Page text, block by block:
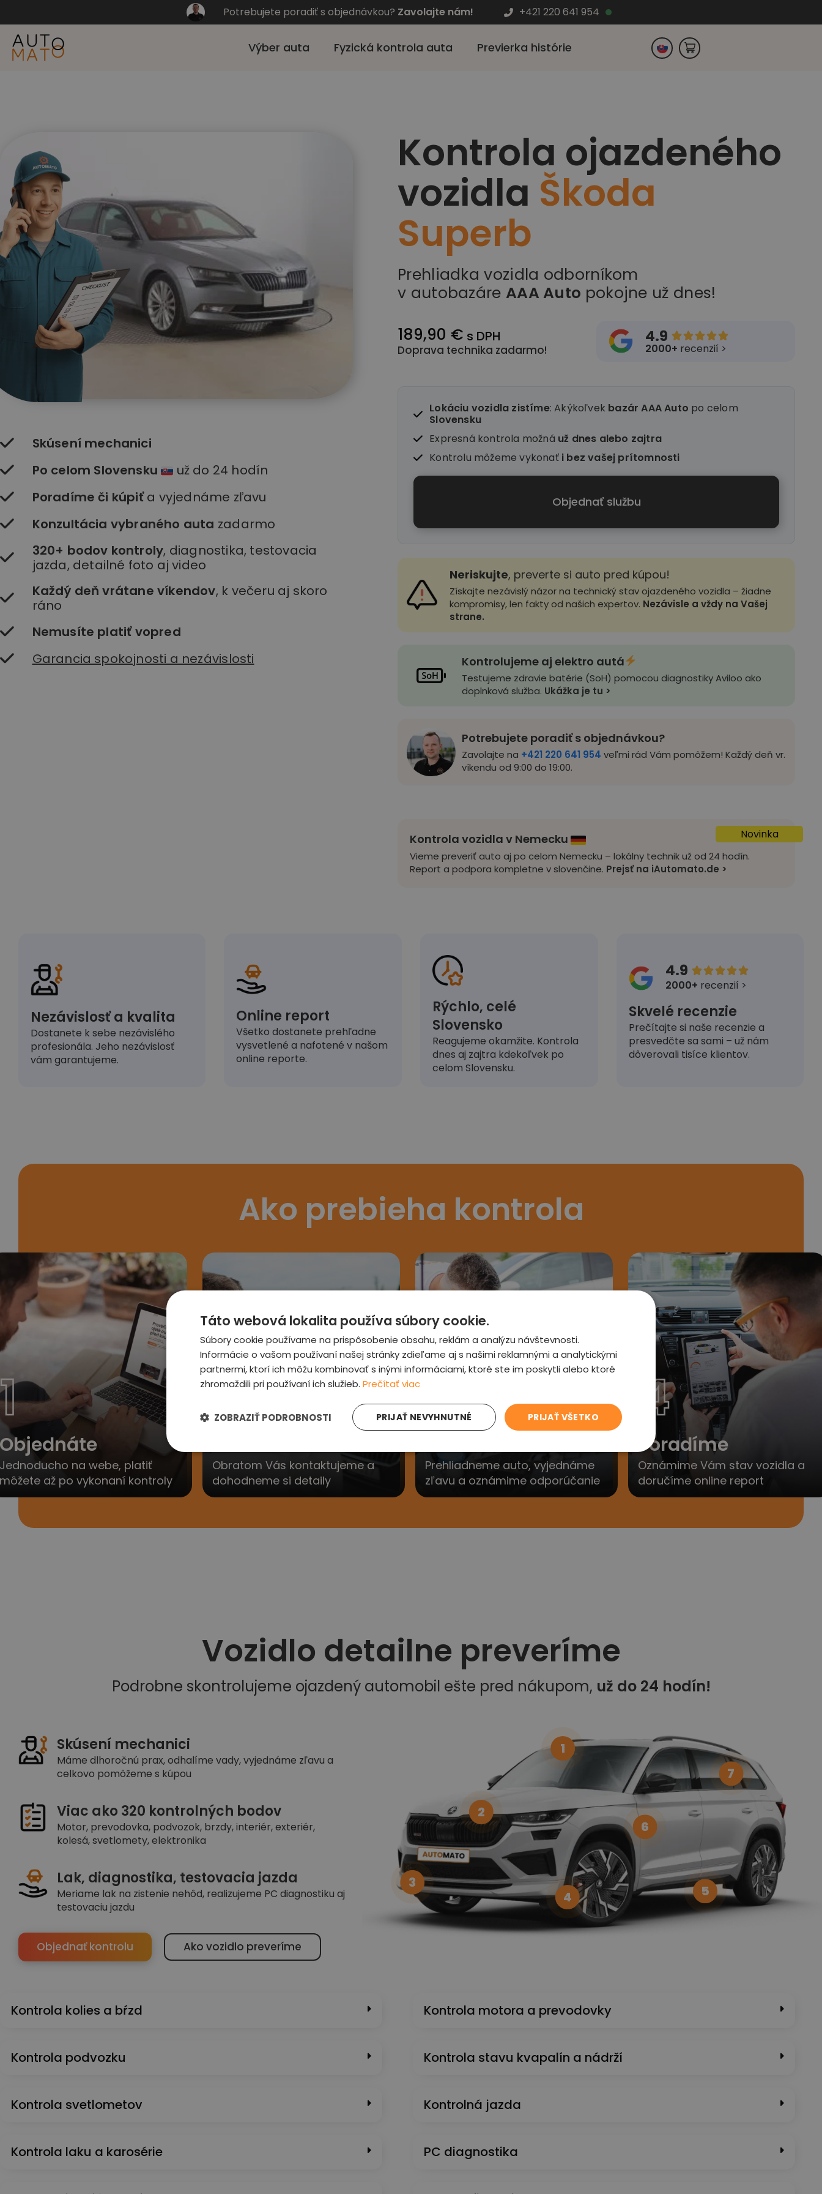
Potrebujete poradiť s objednávkou? Zavolajte nám! +421 220 641 954
Výber auta Fyzická kontrola auta Previerka histórie
Nemecko
Skúsení mechanici
Po celom Slovensku
už do 24 hodín
Poradíme či kúpiťa vyjednáme zľavu
Konzultácia vybraného auta zadarmo
320+ bodov kontroly, diagnostika, testovacia
jazda, detailné foto aj video
Každý deň vrátane víkendov, k večeru aj skoro
ráno
Nemusíte platiť vopred
Garancia spokojnosti a nezávislosti
Kontrola ojazdeného
vozidla Škoda
Superb
Prehliadka vozidla odborníkom
v autobazáre AAA Auto pokojne už dnes!
189,90 € s DPH
Doprava technika zadarmo!
4.9 
2000+ recenzií >
Lokáciu vozidla zistíme: Akýkoľvek bazár AAA Auto po celom
Slovensku
Expresná kontrola možná už dnes alebo zajtra
Kontrolu môžeme vykonať i bez vašej prítomnosti
Objednať službu
Neriskujte, preverte si auto pred kúpou!
Získajte nezávislý názor na technický stav ojazdeného vozidla – žiadne
kompromisy, len fakty od našich expertov. Nezávisle a vždy na Vašej
strane.
Kontrolujeme aj elektro autá
Testujeme zdravie batérie (SoH) pomocou diagnostiky Aviloo ako
doplnková služba. Ukážka je tu >
Potrebujete poradiť s objednávkou?
Zavolajte na +421 220 641 954 veľmi rád Vám pomôžem! Každý deň vr.
víkendu od 9:00 do 19:00.
Novinka
Kontrola vozidla v Nemecku
Vieme preveriť auto aj po celom Nemecku – lokálny technik už od 24 hodín.
Report a podpora kompletne v slovenčine. Prejsť na iAutomato.de >
Nezávislosť a kvalita
Dostanete k sebe nezávislého
profesionála. Jeho nezávislosť
vám garantujeme.
Online report
Všetko dostanete prehľadne
vysvetlené a nafotené v našom
online reporte.
Rýchlo, celé
Slovensko
Reagujeme okamžite. Kontrola
dnes aj zajtra kdekoľvek po
celom Slovensku.
4.9 
2000+ recenzií >
Skvelé recenzie
Prečítajte si naše recenzie a
presvedčte sa sami – už nám
dôverovali tisíce klientov.
Ako prebieha kontrola
1
Objednáte
Jednoducho na webe, platiť
môžete až po vykonaní kontroly
2
Obratom Vás kontaktujeme a
dohodneme si detaily
3
Prehliadneme auto, vyjednáme
zľavu a oznámime odporúčanie
4
Poradíme
Oznámime Vám stav vozidla a
doručíme online report
Vozidlo detailne preveríme
Podrobne skontrolujeme ojazdený automobil ešte pred nákupom, už do 24 hodín!
Skúsení mechanici
Máme dlhoročnú prax, odhalíme vady, vyjednáme zľavu a
celkovo pomôžeme s kúpou
Viac ako 320 kontrolných bodov
Motor, prevodovka, podvozok, brzdy, interiér, exteriér,
kolesá, svetlomety, elektronika
Lak, diagnostika, testovacia jazda
Meriame lak na zistenie nehôd, realizujeme PC diagnostiku aj
testovaciu jazdu
Objednať kontrolu Ako vozidlo preveríme
1
2
3
4
5
6
7
Kontrola kolies a bŕzd
Kontrola podvozku
Kontrola svetlometov
Kontrola laku a karosérie
Kontrola motora a prevodovky
Kontrola stavu kvapalín a nádrží
Kontrolná jazda
PC diagnostika
Táto webová lokalita používa súbory cookie.
Súbory cookie používame na prispôsobenie obsahu, reklám a analýzu návštevnosti.
Informácie o vašom používaní našej stránky zdieľame aj s našimi reklamnými a analytickými
partnermi, ktorí ich môžu kombinovať s inými informáciami, ktoré ste im poskytli alebo ktoré
zhromaždili pri používaní ich služieb. Prečítať viac
PRIJAŤ VŠETKO
PRIJAŤ NEVYHNUTNÉ
ZOBRAZIŤ PODROBNOSTI